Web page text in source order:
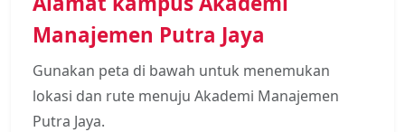
Manajemen Putra Jaya
Gunakan peta di bawah untuk menemukan
lokasi dan rute menuju Akademi Manajemen
Putra Jaya.